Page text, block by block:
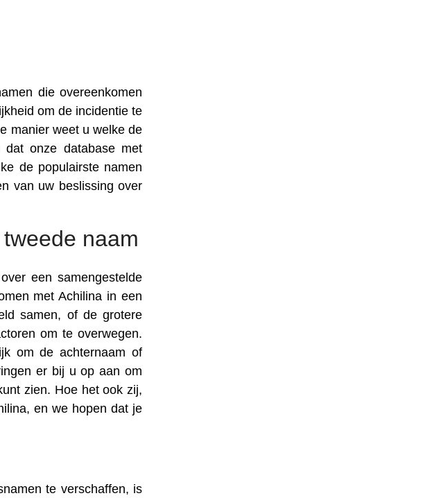
die overeenkomen
om de incidentie te
manier weet u welke de
onze database met
de populairste namen
van uw beslissing over
naam
een samengestelde
met Achilina in een
samen, of de grotere
om te overwegen.
om de achternaam of
er bij u op aan om
zien. Hoe het ook zij,
en we hopen dat je
te verschaffen, is